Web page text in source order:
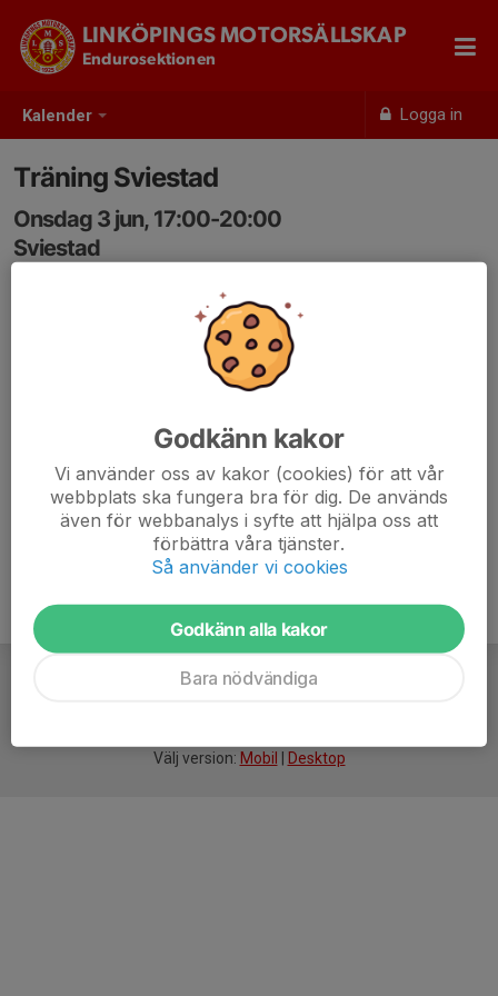
Kalender Logga in
LINKÖPINGS MOTORSÄLLSKAP
Endurosektionen
Träning Sviestad
Onsdag 3 jun, 17:00-20:00
Sviestad
Träningsledare Ivar Nordh
Välj version: Mobil Desktop
Godkänn kakor
Vi använder oss av kakor (cookies) för att vår
webbplats ska fungera bra för dig. De används
även för webbanalys i syfte att hjälpa oss att
förbättra våra tjänster.
Så använder vi cookies
Godkänn alla kakor
Bara nödvändiga